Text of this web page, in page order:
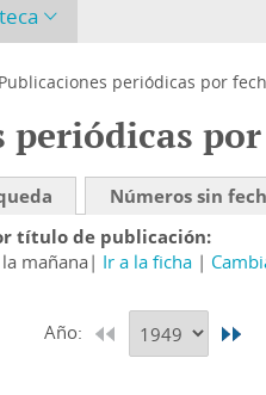
Publicaciones periódicas por
periódicas
Números sin
título de publicación
mañana
Ir a la ficha
Año: